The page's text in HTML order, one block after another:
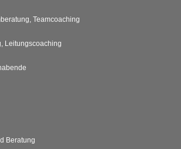
Teamcoaching
Leitungscoaching
Beratung